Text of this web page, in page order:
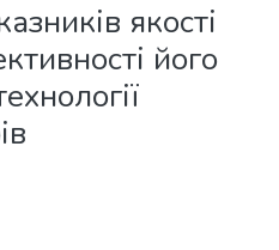
якості
його